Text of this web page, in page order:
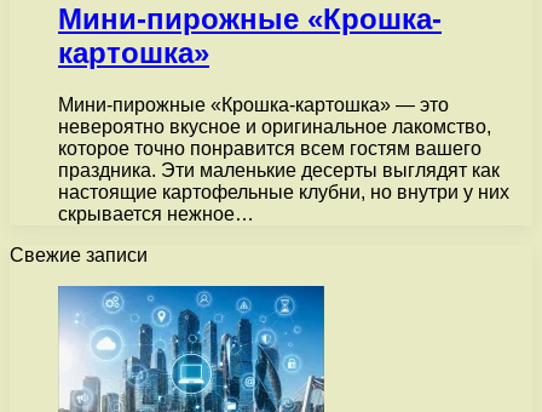
Мини-пирожные «Крошка-
картошка»
Мини-пирожные «Крошка-картошка» — это
невероятно вкусное и оригинальное лакомство,
которое точно понравится всем гостям вашего
праздника. Эти маленькие десерты выглядят как
настоящие картофельные клубни, но внутри у них
скрывается нежное…
Свежие записи